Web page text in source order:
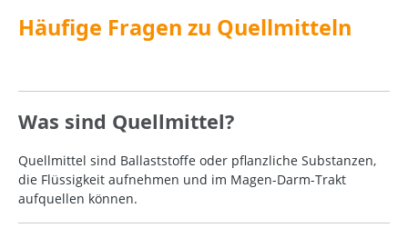
Häufige Fragen zu Quellmitteln
Was sind Quellmittel?
Quellmittel sind Ballaststoffe oder pflanzliche Substanzen,
die Flüssigkeit aufnehmen und im Magen-Darm-Trakt
aufquellen können.